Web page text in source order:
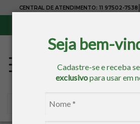
Seja bem-
Cadastre-se e receba
exclusivopara usar em
CENTRAL DE ATENDIMENTO: 11 97502-7538